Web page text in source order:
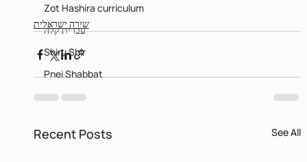
Zot Hashira curriculum
עברית קלה
Shiru Shir
Pnei Shabbat
שירה ישראלית
Recent Posts See All